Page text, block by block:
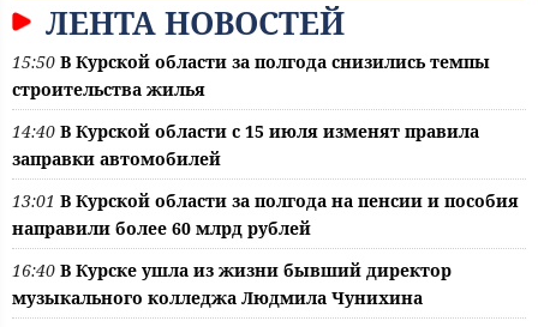
ЛЕНТА НОВОСТЕЙ
15:50 В Курской области за полгода снизились темпы
строительства жилья
14:40 В Курской области с 15 июля изменят правила
заправки автомобилей
13:01 В Курской области за полгода на пенсии и пособия
направили более 60 млрд рублей
16:40 В Курске ушла из жизни бывший директор
музыкального колледжа Людмила Чунихина